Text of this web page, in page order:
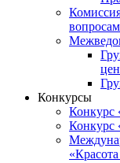
Конкурсы
Конкурс
Конкурс